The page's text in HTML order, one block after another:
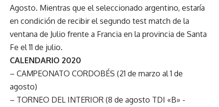
Agosto. Mientras que el seleccionado argentino, estaría
en condición de recibir el segundo test match de la
ventana de Julio frente a Francia en la provincia de Santa
Fe el 11 de julio.
CALENDARIO 2020
– CAMPEONATO CORDOBÉS (21 de marzo al 1 de
agosto)
– TORNEO DEL INTERIOR (8 de agosto TDI «B» -